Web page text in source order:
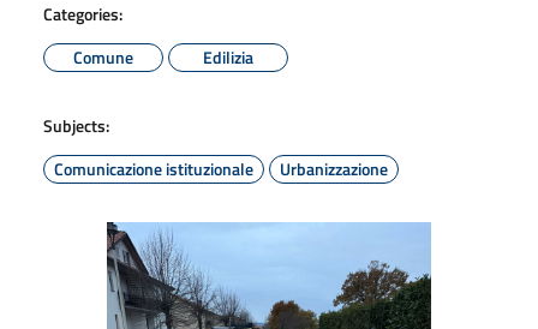
Categories:
Comune
Edilizia
Subjects:
Comunicazione istituzionale
Urbanizzazione